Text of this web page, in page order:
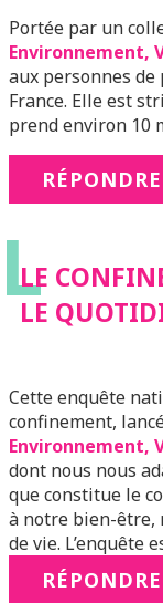
Portée par un
Environnement,
aux personnes de
France. Elle est
prend environ 10
L
LE
LE
Cette enquête
confinement,
Environnement,
dont nous nous
que constitue le
à notre bien-être,
de vie. L’enquête